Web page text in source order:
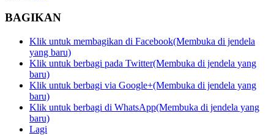
BAGIKAN
Klik untuk membagikan di Facebook(Membuka di jendela
yang baru)
Klik untuk berbagi pada Twitter(Membuka di jendela yang
baru)
Klik untuk berbagi via Google+(Membuka di jendela yang
baru)
Klik untuk berbagi di WhatsApp(Membuka di jendela yang
baru)
Lagi